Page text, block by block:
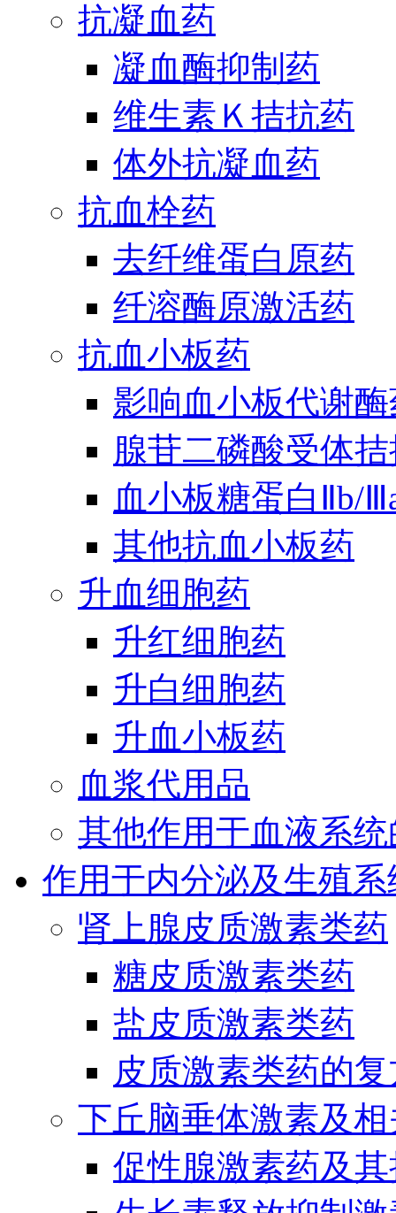
抗凝血药
凝血酶抑制药
维生素Ｋ拮抗药
体外抗凝血药
抗血栓药
去纤维蛋白原药
纤溶酶原激活药
抗血小板药
影响血小板代谢
腺苷二磷酸受体
血小板糖蛋白Ⅱb/
其他抗血小板药
升血细胞药
升红细胞药
升白细胞药
升血小板药
血浆代用品
其他作用于血液系
作用于内分泌及生殖
肾上腺皮质激素类药
糖皮质激素类药
盐皮质激素类药
皮质激素类药的
下丘脑垂体激素及
促性腺激素药及